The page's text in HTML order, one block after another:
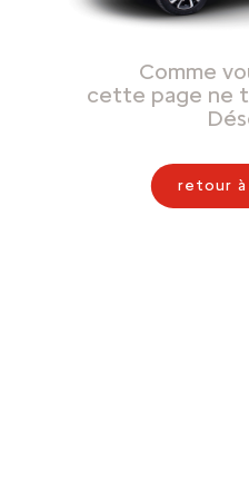
Comme
cette page ne
retour à